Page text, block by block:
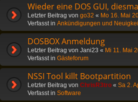
Wieder eine DOS GUI,
Letzter Beitrag von go32 « Mo 16. Mai
Verfasst in Ankündigungen und
DOSBOX Anmeldung
Letzter Beitrag von Jani23 « Mi 11. Mai
Verfasst in Gästeforum
NSSI Tool killt Bootpartition
Letzter Beitrag von ChrisR3tro « Sa 2.
Verfasst in Software